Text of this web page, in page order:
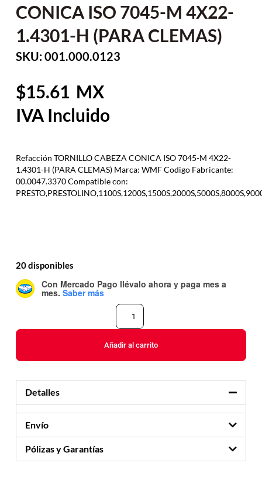
CONICA ISO 7045-M 4X22-
1.4301-H (PARA CLEMAS)
SKU: 001.000.0123
15.61
Refacción TORNILLO CABEZA CONICA ISO 7045-M 4X22-
1.4301-H (PARA CLEMAS) Marca: WMF Codigo Fabricante:
00.0047.3370 Compatible con:
20 disponibles
Con Mercado Pago llévalo ahora y paga mes a
mes. Saber más
Añadir al carrito
Detalles
Envío
Pólizas y Garantías